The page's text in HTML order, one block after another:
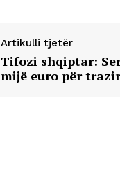
Artikulli tjetër
Tifozi shqiptar:
mijë euro për